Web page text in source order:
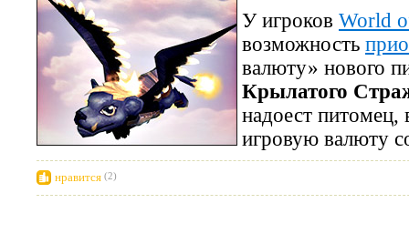
У игроков World
возможность
валюту» нового
Крылатого
надоест питомец,
игровую валюту
нравится (2)